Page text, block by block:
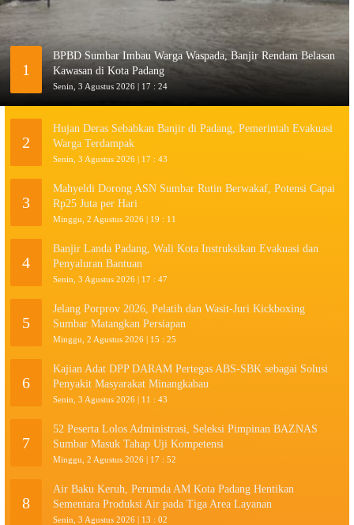
1
BPBD Sumbar Imbau Warga Waspada, Banjir Rendam Belasan
Kawasan di Kota Padang
Senin, 3 Agustus 2026 | 17 : 24
2
Hujan Deras Sebabkan Banjir di Padang, Pemerintah Evakuasi
Warga Terdampak
Senin, 3 Agustus 2026 | 17 : 43
3
Mahyeldi Dorong ASN Sumbar Rutin Berwakaf, Potensi Capai
Rp25 Juta per Hari
Minggu, 2 Agustus 2026 | 19 : 11
4
Banjir Landa Padang, Wali Kota Instruksikan Evakuasi dan
Penyaluran Bantuan
Senin, 3 Agustus 2026 | 17 : 47
5
Jelang Porprov 2026, Pelatih dan Wasit-Juri Kickboxing
Sumbar Matangkan Persiapan
Minggu, 2 Agustus 2026 | 15 : 25
6
Kajian Adat DPP DARAM Pertegas ABS-SBK sebagai Solusi
Penyakit Masyarakat Minangkabau
Senin, 3 Agustus 2026 | 11 : 43
7
52 Peserta Lolos Administrasi, Seleksi Pimpinan BAZNAS
Sumbar Masuk Tahap Uji Kompetensi
Minggu, 2 Agustus 2026 | 17 : 52
8
Air Baku Keruh, Perumda AM Kota Padang Hentikan
Sementara Produksi Air pada Tiga Area Layanan
Senin, 3 Agustus 2026 | 13 : 02